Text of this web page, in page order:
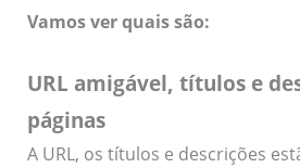
Vamos ver quais são:
URL amigável, títulos e
páginas
A URL, os títulos e descrições